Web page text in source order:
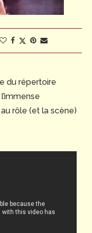
du répertoire
rôle (et la scène)